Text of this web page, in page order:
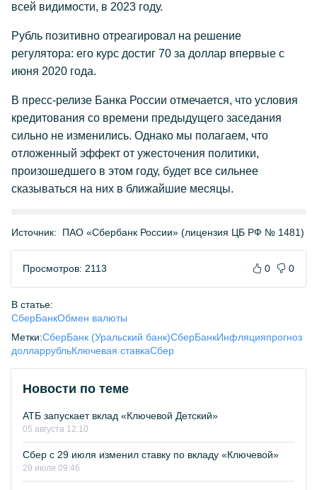
всей видимости, в 2023 году.
Рубль позитивно отреагировал на решение
регулятора: его курс достиг 70 за доллар впервые с
июня 2020 года.
В пресс-релизе Банка России отмечается, что условия
кредитования со времени предыдущего заседания
сильно не изменились. Однако мы полагаем, что
отложенный эффект от ужесточения политики,
произошедшего в этом году, будет все сильнее
сказываться на них в ближайшие месяцы.
Источник: ПАО «Сбербанк России» (лицензия ЦБ РФ № 1481)
Просмотров: 2113 0 0
В статье:
СберБанкОбмен валюты
Метки:СберБанк (Уральский банк)СберБанкИнфляцияпрогноз
долларрубльКлючевая ставкаСбер
Новости по теме
АТБ запускает вклад «Ключевой Детский»
05 августа 12:10
Сбер с 29 июля изменил ставку по вкладу «Ключевой»
29 июля 09:46